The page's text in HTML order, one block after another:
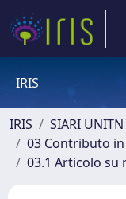
IRIS
IRIS
SIARI UNITN
03 Contributo
03.1 Articolo su